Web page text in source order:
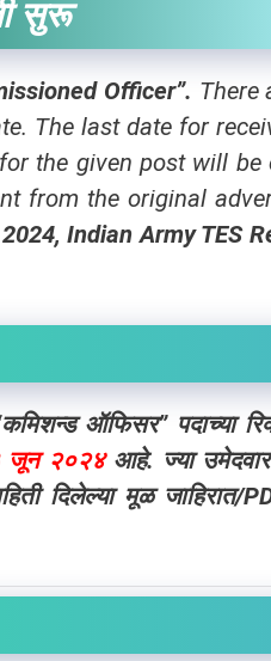
सुरू
Officer”. There
The last date for
the given post will be
from the original
Indian Army TES
ऑफिसर” पदाच्या
जून २०२४ आहे. ज्या
दिलेल्या मूळ जाहिरात/